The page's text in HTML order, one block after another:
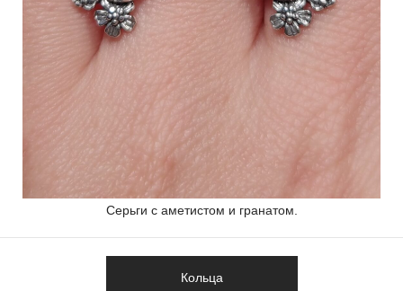
Серьги с аметистом и гранатом.
Кольца